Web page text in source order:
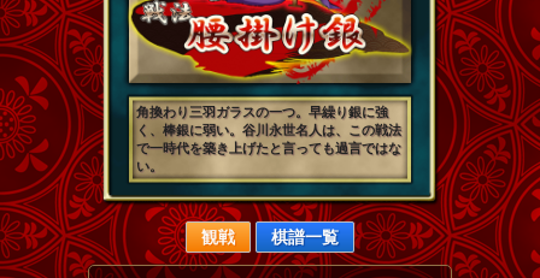
角換わり三羽ガラスの一つ。早繰り銀に強
く、棒銀に弱い。谷川永世名人は、この戦法
で一時代を築き上げたと言っても過言ではな
い。
観戦 棋譜一覧